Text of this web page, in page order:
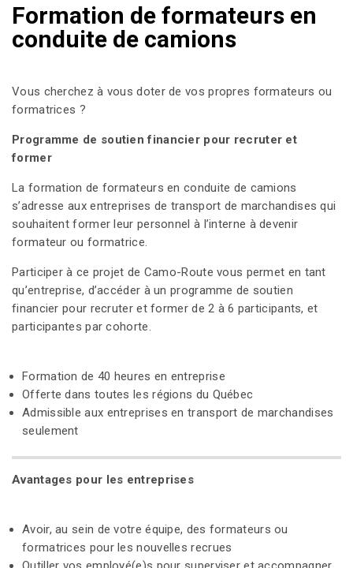
Formation de formateurs en
conduite de camions
Vous cherchez à vous doter de vos propres formateurs ou
formatrices ?
Programme de soutien financier pour recruter et
former
La formation de formateurs en conduite de camions
s’adresse aux entreprises de transport de marchandises qui
souhaitent former leur personnel à l’interne à devenir
formateur ou formatrice.
Participer à ce projet de Camo-Route vous permet en tant
qu’entreprise, d’accéder à un programme de soutien
financier pour recruter et former de 2 à 6 participants, et
participantes par cohorte.
Formation de 40 heures en entreprise
Offerte dans toutes les régions du Québec
Admissible aux entreprises en transport de marchandises
seulement
Avantages pour les entreprises
Avoir, au sein de votre équipe, des formateurs ou
formatrices pour les nouvelles recrues